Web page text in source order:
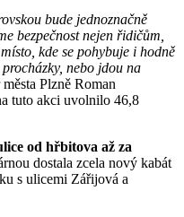
bude jednoznačně
bezpečnost nejen řidičům,
kde se pohybuje i hodně
nebo jdou na
Plzně Roman
tuto akci uvolnilo 46,8
od hřbitova až za
dostala zcela nový kabát
s ulicemi Zářijová a